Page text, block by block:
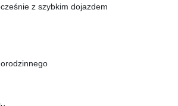
z szybkim dojazdem